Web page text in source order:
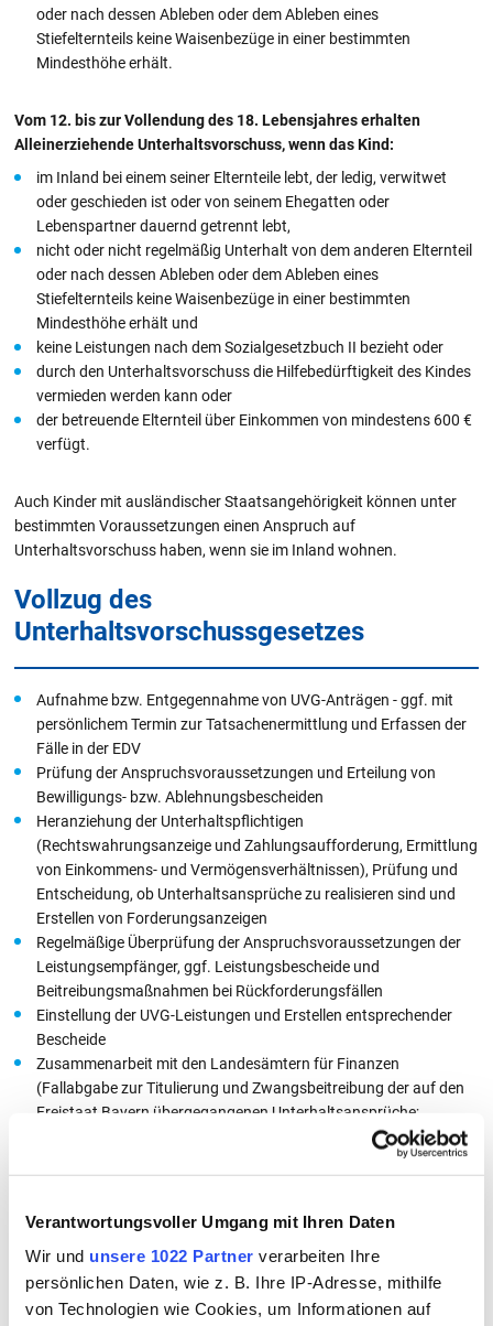
Verantwortungsvoller Umgang mit Ihren Daten
Wir und unsere 1022 Partner verarbeiten Ihre
persönlichen Daten, wie z. B. Ihre IP-Adresse, mithilfe
von Technologien wie Cookies, um Informationen auf
oder nach dessen Ableben oder dem Ableben eines
Stiefelternteils keine Waisenbezüge in einer bestimmten
Mindesthöhe erhält.
Vom 12. bis zur Vollendung des 18. Lebensjahres erhalten
Alleinerziehende Unterhaltsvorschuss, wenn das Kind:
im Inland bei einem seiner Elternteile lebt, der ledig, verwitwet
oder geschieden ist oder von seinem Ehegatten oder
Lebenspartner dauernd getrennt lebt,
nicht oder nicht regelmäßig Unterhalt von dem anderen Elternteil
oder nach dessen Ableben oder dem Ableben eines
Stiefelternteils keine Waisenbezüge in einer bestimmten
Mindesthöhe erhält und
keine Leistungen nach dem Sozialgesetzbuch II bezieht oder
durch den Unterhaltsvorschuss die Hilfebedürftigkeit des Kindes
vermieden werden kann oder
der betreuende Elternteil über Einkommen von mindestens 600 €
verfügt.
Auch Kinder mit ausländischer Staatsangehörigkeit können unter
bestimmten Voraussetzungen einen Anspruch auf
Unterhaltsvorschuss haben, wenn sie im Inland wohnen.
Vollzug des
Unterhaltsvorschussgesetzes
Aufnahme bzw. Entgegennahme von UVG-Anträgen - ggf. mit
persönlichem Termin zur Tatsachenermittlung und Erfassen der
Fälle in der EDV
Prüfung der Anspruchsvoraussetzungen und Erteilung von
Bewilligungs- bzw. Ablehnungsbescheiden
Heranziehung der Unterhaltspflichtigen
(Rechtswahrungsanzeige und Zahlungsaufforderung, Ermittlung
von Einkommens- und Vermögensverhältnissen), Prüfung und
Entscheidung, ob Unterhaltsansprüche zu realisieren sind und
Erstellen von Forderungsanzeigen
Regelmäßige Überprüfung der Anspruchsvoraussetzungen der
Leistungsempfänger, ggf. Leistungsbescheide und
Beitreibungsmaßnahmen bei Rückforderungsfällen
Einstellung der UVG-Leistungen und Erstellen entsprechender
Bescheide
Zusammenarbeit mit den Landesämtern für Finanzen
(Fallabgabe zur Titulierung und Zwangsbeitreibung der auf den
Freistaat Bayern übergegangenen Unterhaltsansprüche;
Sachstandberichte), den Beiständen des Jugendamtes und des
Stundung und Niederschlagung
Regelmäßiger Datenaustausch mit der Staatsoberkasse Bayern
(Erstellen von Auszahlungsläufen, tägliche Datenverarbeitung
der eingegangenen Rückzahlungen)